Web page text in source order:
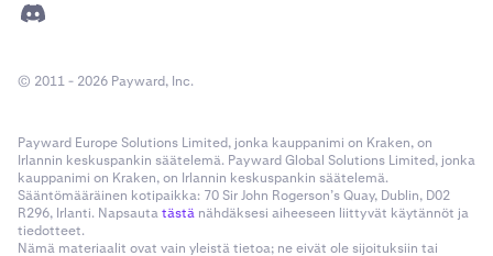
© 2011 - 2026 Payward, Inc.
Payward Europe Solutions Limited, jonka kauppanimi on Kraken, on
Irlannin keskuspankin säätelemä. Payward Global Solutions Limited, jonka
kauppanimi on Kraken, on Irlannin keskuspankin säätelemä.
Sääntömääräinen kotipaikka: 70 Sir John Rogerson’s Quay, Dublin, D02
R296, Irlanti. Napsautatästä nähdäksesi aiheeseen liittyvät käytännöt ja
tiedotteet.
Nämä materiaalit ovat vain yleistä tietoa; ne eivät ole sijoituksiin tai